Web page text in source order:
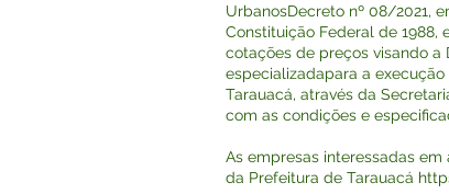
UrbanosDecreto nº 08/2021,
Constituição Federal de
cotações de preços visando
especializadapara a
Tarauacá, através da
com as condições e
As empresas interessadas
da Prefeitura de Tarauacá